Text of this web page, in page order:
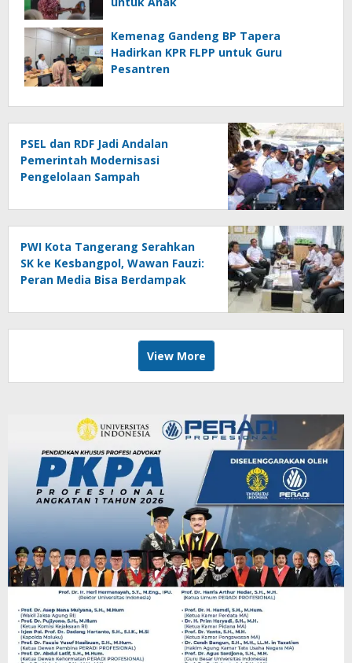
Kemenag Gandeng BP Tapera
Hadirkan KPR FLPP untuk Guru
Pesantren
PSEL dan RDF Jadi Andalan
Pemerintah Modernisasi
Pengelolaan Sampah
PWI Kota Tangerang Serahkan
SK ke Kesbangpol, Wawan Fauzi:
Peran Media Bisa Berdampak
View More